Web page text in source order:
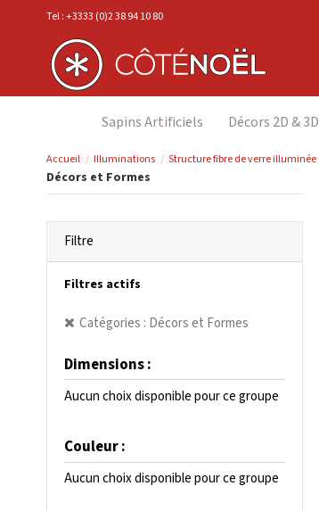
Tel : +3333 (0)2 38 94 10 80
Sapins Artificiels Décors 2D & 3D
Accueil Illuminations Structure fibre de verre illuminée
Décors et Formes
Filtre
Filtres actifs
Catégories : Décors et Formes
Dimensions :
Aucun choix disponible pour ce groupe
Couleur :
Aucun choix disponible pour ce groupe